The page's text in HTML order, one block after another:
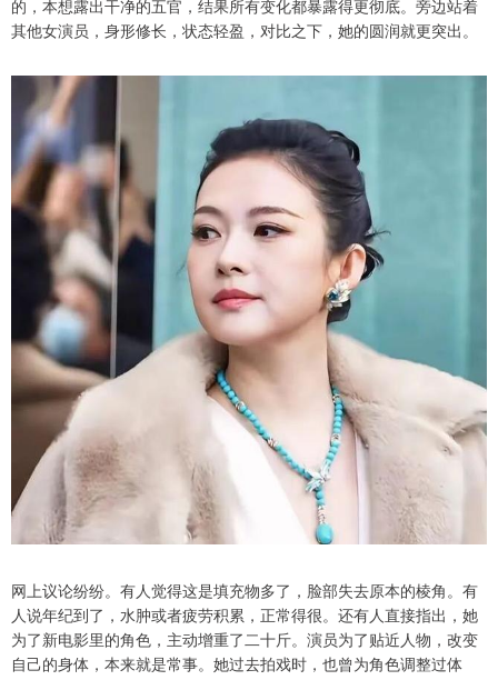
的，本想露出干净的五官，结果所有变化都暴露得更彻底。旁边站着
其他女演员，身形修长，状态轻盈，对比之下，她的圆润就更突出。
网上议论纷纷。有人觉得这是填充物多了，脸部失去原本的棱角。有
人说年纪到了，水肿或者疲劳积累，正常得很。还有人直接指出，她
为了新电影里的角色，主动增重了二十斤。演员为了贴近人物，改变
自己的身体，本来就是常事。她过去拍戏时，也曾为角色调整过体